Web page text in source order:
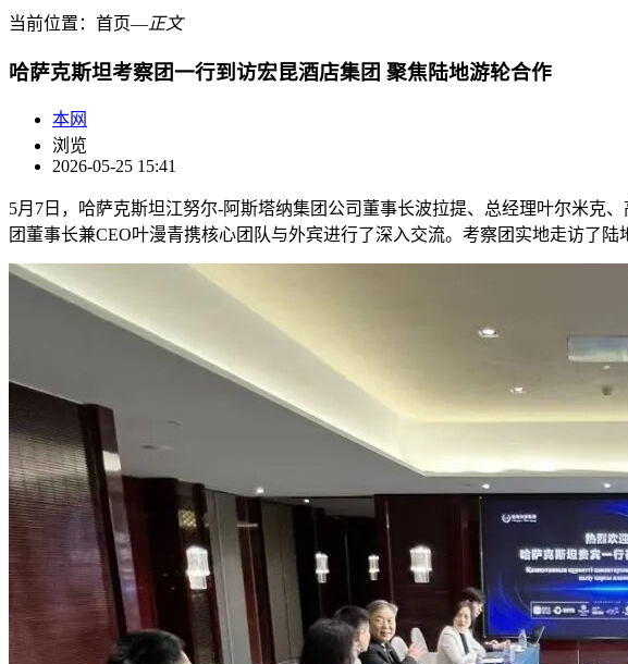
当前位置： 首页―正文
哈萨克斯坦考察团一行到访宏昆酒店集团 聚焦陆地游轮合作
本网
浏览
2026-05-25 15:41
5月7日，哈萨克斯坦江努尔-阿斯塔纳集团公司董事长波拉提、总经理叶尔米克
团董事长兼CEO叶漫青携核心团队与外宾进行了深入交流。考察团实地走访了